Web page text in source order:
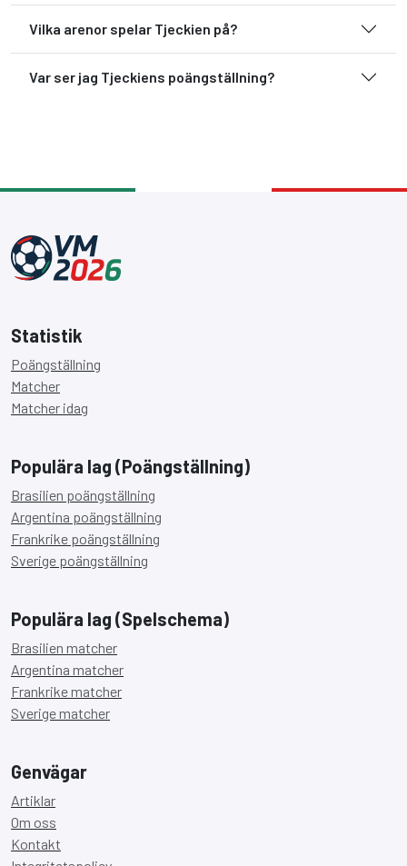
Vilka arenor spelar Tjeckien på?
Var ser jag Tjeckiens poängställning?
Statistik
Poängställning
Matcher
Matcher idag
Populära lag (Poängställning)
Brasilien poängställning
Argentina poängställning
Frankrike poängställning
Sverige poängställning
Populära lag (Spelschema)
Brasilien matcher
Argentina matcher
Frankrike matcher
Sverige matcher
Genvägar
Artiklar
Om oss
Kontakt